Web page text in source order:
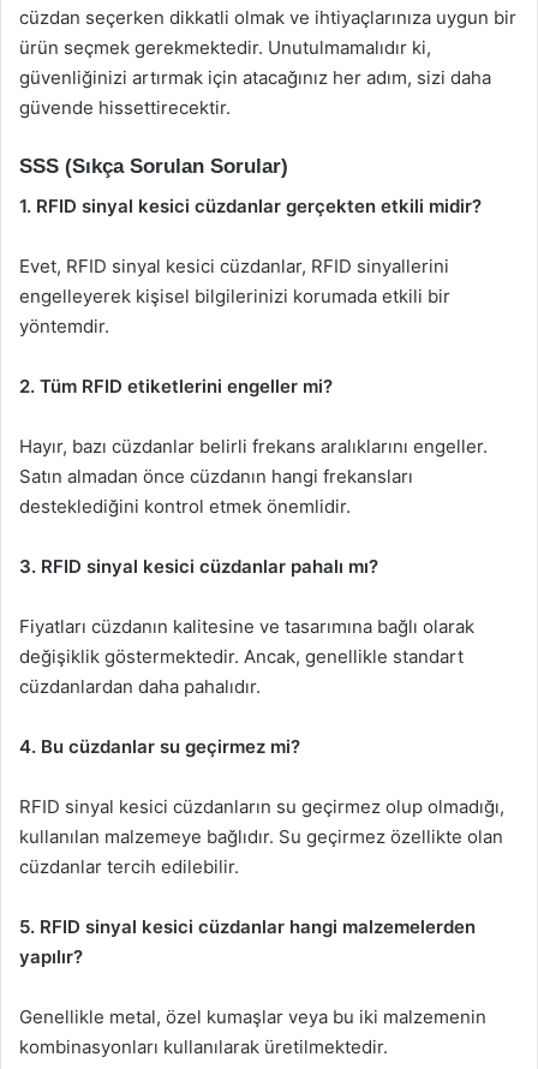
cüzdan seçerken dikkatli olmak ve ihtiyaçlarınıza uygun bir
ürün seçmek gerekmektedir. Unutulmamalıdır ki,
güvenliğinizi artırmak için atacağınız her adım, sizi daha
güvende hissettirecektir.
SSS (Sıkça Sorulan Sorular)
1. RFID sinyal kesici cüzdanlar gerçekten etkili midir?
Evet, RFID sinyal kesici cüzdanlar, RFID sinyallerini
engelleyerek kişisel bilgilerinizi korumada etkili bir
yöntemdir.
2. Tüm RFID etiketlerini engeller mi?
Hayır, bazı cüzdanlar belirli frekans aralıklarını engeller.
Satın almadan önce cüzdanın hangi frekansları
desteklediğini kontrol etmek önemlidir.
3. RFID sinyal kesici cüzdanlar pahalı mı?
Fiyatları cüzdanın kalitesine ve tasarımına bağlı olarak
değişiklik göstermektedir. Ancak, genellikle standart
cüzdanlardan daha pahalıdır.
4. Bu cüzdanlar su geçirmez mi?
RFID sinyal kesici cüzdanların su geçirmez olup olmadığı,
kullanılan malzemeye bağlıdır. Su geçirmez özellikte olan
cüzdanlar tercih edilebilir.
5. RFID sinyal kesici cüzdanlar hangi malzemelerden
yapılır?
Genellikle metal, özel kumaşlar veya bu iki malzemenin
kombinasyonları kullanılarak üretilmektedir.